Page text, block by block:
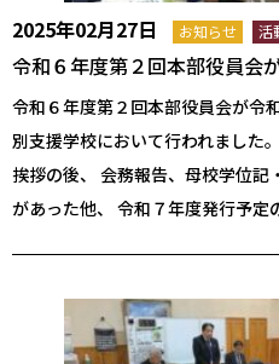
2025年02月27日 お知らせ 活
令和６年度第２回本部役員会
令和６年度第２回本部役員会が令
別支援学校において行われました
挨拶の後、 会務報告、母校学位
があった他、 令和７年度発行予